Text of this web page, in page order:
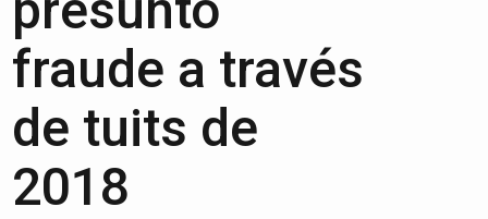
fraude a través
de tuits de
2018